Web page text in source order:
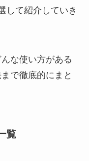
して紹介していき
な使い方がある
で徹底的にまと
覧